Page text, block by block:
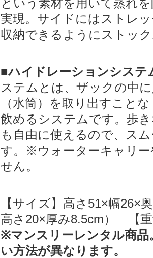
実現。サイドにはストレ
収納できるようにストッ
■ハイドレーションシステ
ステムとは、ザックの中
（水筒）を取り出すこと
飲めるシステムです。歩
も自由に使えるので、ス
す。※ウォーターキャリ
せん。
【サイズ】高さ51×幅26×
高さ20×厚み8.5cm） 【
※マンスリーレンタル商
い方法が異なります。